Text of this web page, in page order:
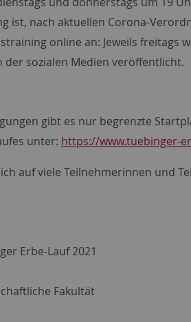
ist, nach aktuellen Corona-
online an: Jeweils freitags
der sozialen Medien veröffentlicht.
gibt es nur begrenzte
unter: https://www.tuebinger-
auf viele Teilnehmerinnen und
Erbe-Lauf 2021
Fakultät